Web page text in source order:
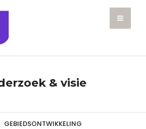
& visie
GEBIEDSONTWIKKELING